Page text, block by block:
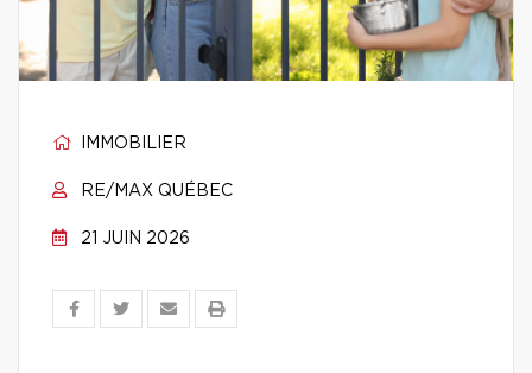
IMMOBILIER
RE/MAX QUÉBEC
21 JUIN 2026